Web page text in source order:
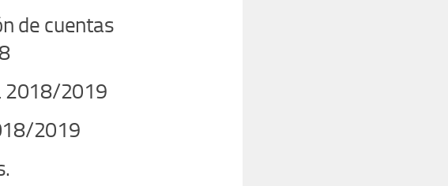
de cuentas
2018/2019
2019